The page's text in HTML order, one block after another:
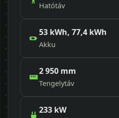
Hatótáv
53 kWh, 77,4 kWh
Akku
2 950 mm
Tengelytáv
233 kW